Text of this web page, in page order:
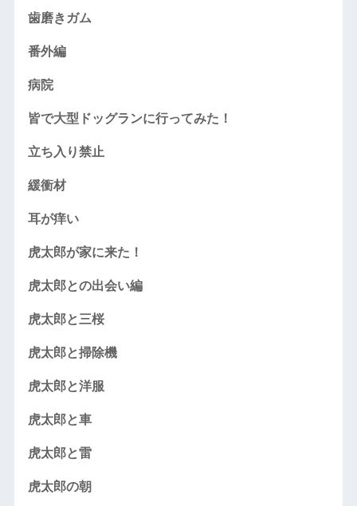
歯磨きガム
番外編
病院
皆で大型ドッグランに行ってみた！
立ち入り禁止
緩衝材
耳が痒い
虎太郎が家に来た！
虎太郎との出会い編
虎太郎と三桜
虎太郎と掃除機
虎太郎と洋服
虎太郎と車
虎太郎と雷
虎太郎の朝